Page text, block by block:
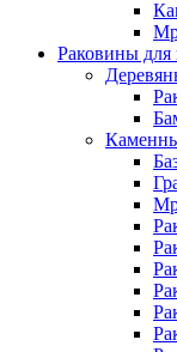
Раковины для